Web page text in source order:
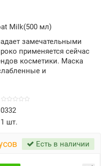
Milk(500 мл)
замечательными
применяется сейчас
косметики. Маска
и
0332
1 шт.
Есть в наличии